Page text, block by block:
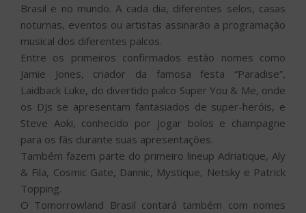
Brasil e no mundo. A cada dia, diferentes selos, casas
noturnas, eventos ou artistas assinarão a programação
musical dos diferentes palcos.
Entre os primeiros confirmados estão nomes como
Jamie Jones, criador da famosa festa “Paradise”,
Laidback Luke, do divertido palco Super You & Me, onde
os DJs se apresentam fantasiados de super-heróis, e
Steve Aoki, conhecido por jogar bolos e champagne
para os fãs durante suas apresentações.
Também fazem parte do primeiro lineup Adriatique, Aly
& Fila, Cosmic Gate, Dannic, Mystique, Netsky e Patrick
Topping.
O Tomorrowland Brasil contará também com nomes